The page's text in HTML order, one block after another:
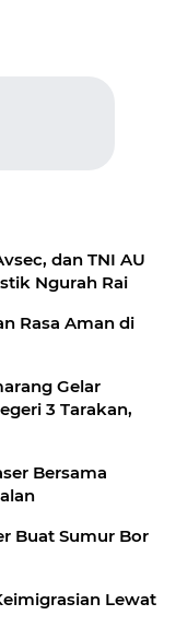
dan TNI AU
Ngurah Rai
Rasa Aman di
Gelar
3 Tarakan,
Bersama
Buat Sumur Bor
Lewat